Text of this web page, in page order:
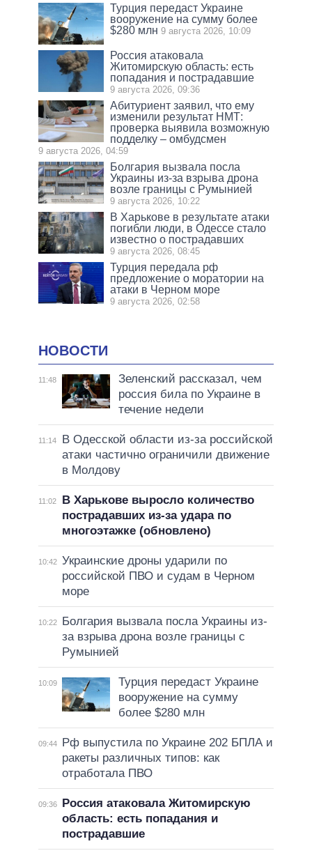
Турция передаст Украине
вооружение на сумму более
$280 млн 9 августа 2026, 10:09
Россия атаковала
Житомирскую область: есть
попадания и пострадавшие
9 августа 2026, 09:36
Абитуриент заявил, что ему
изменили результат НМТ:
проверка выявила возможную
подделку – омбудсмен
9 августа 2026, 04:59
Болгария вызвала посла
Украины из-за взрыва дрона
возле границы с Румынией
9 августа 2026, 10:22
В Харькове в результате атаки
погибли люди, в Одессе стало
известно о пострадавших
9 августа 2026, 08:45
Турция передала рф
предложение о моратории на
атаки в Черном море
9 августа 2026, 02:58
НОВОСТИ
11:48
Зеленский рассказал, чем
россия била по Украине в
течение недели
11:14
В Одесской области из-за российской
атаки частично ограничили движение
в Молдову
11:02
В Харькове выросло количество
пострадавших из-за удара по
многоэтажке (обновлено)
10:42 Украинские дроны ударили по
российской ПВО и судам в Черном
море
10:22
Болгария вызвала посла Украины из-
за взрыва дрона возле границы с
Румынией
10:09
Турция передаст Украине
вооружение на сумму
более $280 млн
09:44
Рф выпустила по Украине 202 БПЛА и
ракеты различных типов: как
отработала ПВО
09:36
Россия атаковала Житомирскую
область: есть попадания и
пострадавшие